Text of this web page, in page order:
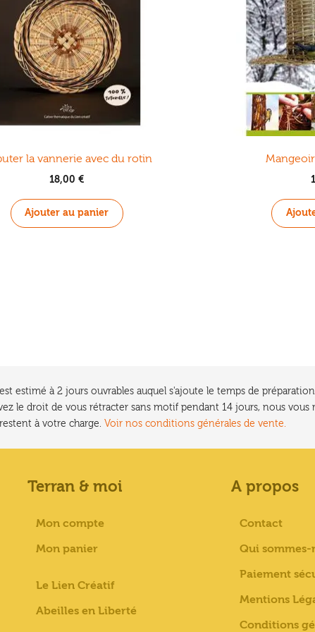
la vannerie avec du rotin
18,00 €
Ajouter au panier
estimé à 2 jours ouvrables auquel s'ajoute le temps de
le droit de vous rétracter sans motif pendant 14 jours, nous vous
à votre charge. Voir nos conditions générales de vente.
Terran & moi
Mon compte
Mon panier
Le Lien Créatif
Abeilles en Liberté
A propos
Contact
Qui sommes-
Paiement
Mentions
Conditions